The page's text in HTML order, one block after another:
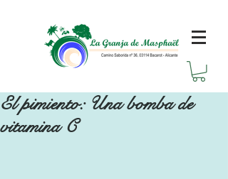
El pimiento: Una bomba de
vitamina C